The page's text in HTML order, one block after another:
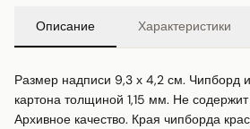
Описание Характеристики
Размер надписи 9,3 х 4,2 см. Чипборд
картона толщиной 1,15 мм. Не
Архивное качество. Края чипборда